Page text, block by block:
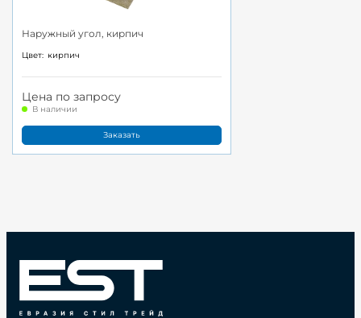
Наружный угол, кирпич
Цвет: кирпич
Цена по запросу
В наличии
Заказать